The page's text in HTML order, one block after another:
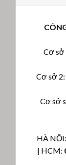
Cơ sở
Cơ sở
Cơ sở
HÀ NỘI:
| HCM: